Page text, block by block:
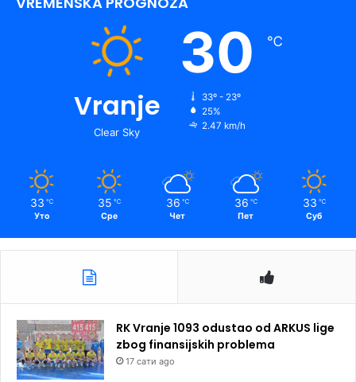
Vranje
Clear Sky
30 ℃
33º - 23º
25%
2.47 km/h
33 ℃
Уто
35 ℃
Сре
36 ℃
Чет
36 ℃
Пет
33 ℃
Суб
RK Vranje 1093 odustao od ARKUS lige
zbog finansijskih problema
17 сати ago